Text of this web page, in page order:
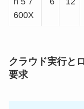
600X
クラウド実行と
要求